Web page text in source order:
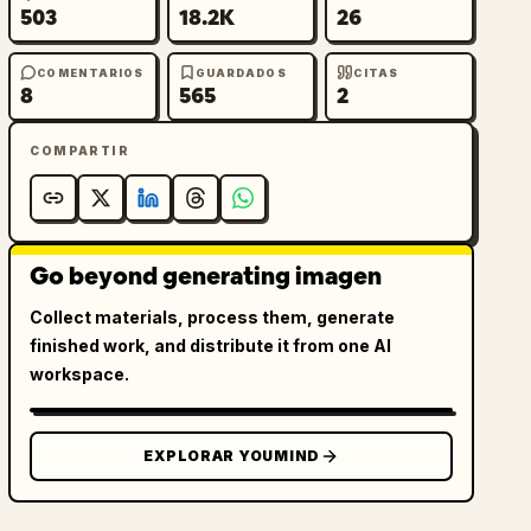
503 18.2K 26
COMENTARIOS
8
GUARDADOS
565
CITAS
2
COMPARTIR
Go beyond generating imagen
Collect materials, process them, generate
finished work, and distribute it from one AI
workspace.
EXPLORAR YOUMIND